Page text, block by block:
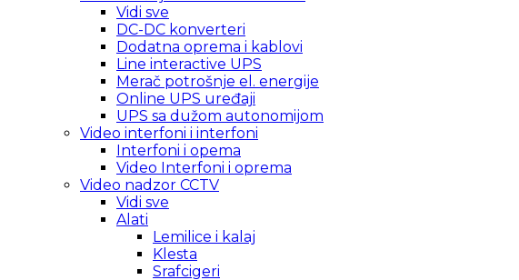
Vidi sve
DC-DC konverteri
Dodatna oprema i kablovi
Line interactive UPS
Merač potrošnje el. energije
Online UPS uređaji
UPS sa dužom autonomijom
Video interfoni i interfoni
Interfoni i opema
Video Interfoni i oprema
Video nadzor CCTV
Vidi sve
Alati
Lemilice i kalaj
Klesta
Srafcigeri